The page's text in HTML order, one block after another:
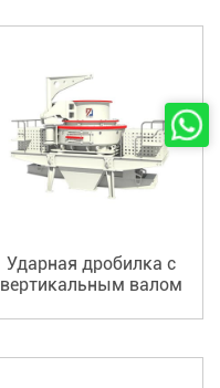
Ударная дробилка с
вертикальным валом